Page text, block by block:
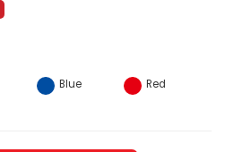
Blue Red